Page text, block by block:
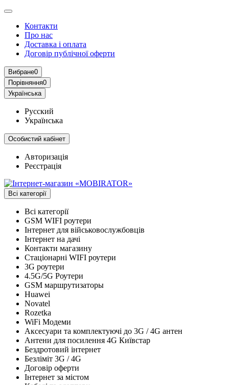
Контакти
Про нас
Доставка і оплата
Договір публічної оферти
Вибране0
Порівняння0
Українська
Русский
Українська
Особистий кабінет
Авторизація
Реєстрація
Всі категорії
Всі категорії
GSM WIFI роутери
Інтернет для військовослужбовців
Інтернет на дачі
Контакти магазину
Стаціонарні WIFI роутери
3G роутери
4.5G/5G Роутери
GSM маршрутизаторы
Huawei
Novatel
Rozetka
WiFi Модеми
Аксесуари та комплектуючі до 3G / 4G антен
Антени для посилення 4G Київстар
Бездротовий інтернет
Безліміт 3G / 4G
Договір оферти
Інтернет за містом